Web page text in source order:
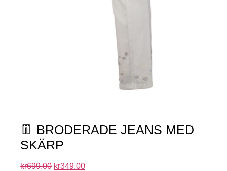
👖 BRODERADE JEANS MED
SKÄRP
kr699.00 kr349.00